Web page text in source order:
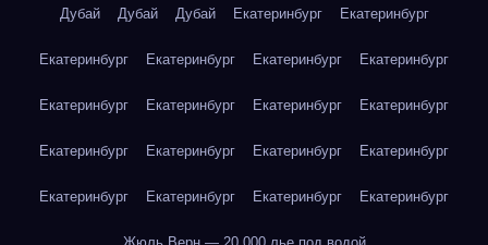
Дубай Дубай Дубай Екатеринбург Екатеринбург
Екатеринбург Екатеринбург Екатеринбург Екатеринбург
Екатеринбург Екатеринбург Екатеринбург Екатеринбург
Екатеринбург Екатеринбург Екатеринбург Екатеринбург
Екатеринбург Екатеринбург Екатеринбург Екатеринбург